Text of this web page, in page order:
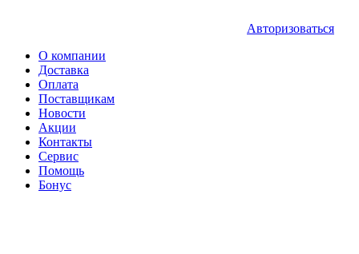
Авторизоваться
О компании
Доставка
Оплата
Поставщикам
Новости
Акции
Контакты
Сервис
Помощь
Бонус